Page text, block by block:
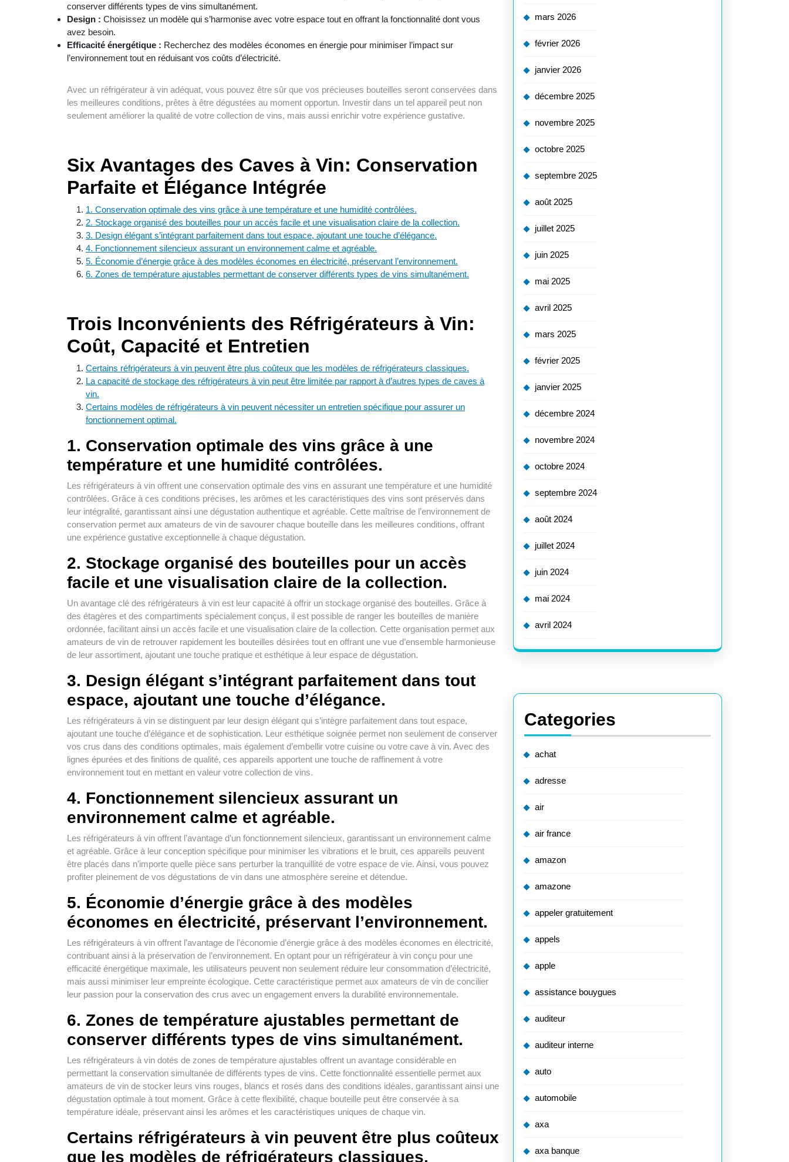
conserver différents types de vins simultanément.
Design : Choisissez un modèle qui s’harmonise avec votre espace tout en offrant la fonctionnalité dont vous
avez besoin.
Efficacité énergétique : Recherchez des modèles économes en énergie pour minimiser l’impact sur
l’environnement tout en réduisant vos coûts d’électricité.
Avec un réfrigérateur à vin adéquat, vous pouvez être sûr que vos précieuses bouteilles seront conservées dans
les meilleures conditions, prêtes à être dégustées au moment opportun. Investir dans un tel appareil peut non
seulement améliorer la qualité de votre collection de vins, mais aussi enrichir votre expérience gustative.
Six Avantages des Caves à Vin: Conservation
Parfaite et Élégance Intégrée
1. Conservation optimale des vins grâce à une température et une humidité contrôlées.
2. Stockage organisé des bouteilles pour un accès facile et une visualisation claire de la collection.
3. Design élégant s’intégrant parfaitement dans tout espace, ajoutant une touche d’élégance.
4. Fonctionnement silencieux assurant un environnement calme et agréable.
5. Économie d’énergie grâce à des modèles économes en électricité, préservant l’environnement.
6. Zones de température ajustables permettant de conserver différents types de vins simultanément.
Trois Inconvénients des Réfrigérateurs à Vin:
Coût, Capacité et Entretien
Certains réfrigérateurs à vin peuvent être plus coûteux que les modèles de réfrigérateurs classiques.
La capacité de stockage des réfrigérateurs à vin peut être limitée par rapport à d’autres types de caves à
vin.
Certains modèles de réfrigérateurs à vin peuvent nécessiter un entretien spécifique pour assurer un
fonctionnement optimal.
1. Conservation optimale des vins grâce à une
température et une humidité contrôlées.
Les réfrigérateurs à vin offrent une conservation optimale des vins en assurant une température et une humidité
contrôlées. Grâce à ces conditions précises, les arômes et les caractéristiques des vins sont préservés dans
leur intégralité, garantissant ainsi une dégustation authentique et agréable. Cette maîtrise de l’environnement de
conservation permet aux amateurs de vin de savourer chaque bouteille dans les meilleures conditions, offrant
une expérience gustative exceptionnelle à chaque dégustation.
2. Stockage organisé des bouteilles pour un accès
facile et une visualisation claire de la collection.
Un avantage clé des réfrigérateurs à vin est leur capacité à offrir un stockage organisé des bouteilles. Grâce à
des étagères et des compartiments spécialement conçus, il est possible de ranger les bouteilles de manière
ordonnée, facilitant ainsi un accès facile et une visualisation claire de la collection. Cette organisation permet aux
amateurs de vin de retrouver rapidement les bouteilles désirées tout en offrant une vue d’ensemble harmonieuse
de leur assortiment, ajoutant une touche pratique et esthétique à leur espace de dégustation.
3. Design élégant s’intégrant parfaitement dans tout
espace, ajoutant une touche d’élégance.
Les réfrigérateurs à vin se distinguent par leur design élégant qui s’intègre parfaitement dans tout espace,
ajoutant une touche d’élégance et de sophistication. Leur esthétique soignée permet non seulement de conserver
vos crus dans des conditions optimales, mais également d’embellir votre cuisine ou votre cave à vin. Avec des
lignes épurées et des finitions de qualité, ces appareils apportent une touche de raffinement à votre
environnement tout en mettant en valeur votre collection de vins.
4. Fonctionnement silencieux assurant un
environnement calme et agréable.
Les réfrigérateurs à vin offrent l’avantage d’un fonctionnement silencieux, garantissant un environnement calme
et agréable. Grâce à leur conception spécifique pour minimiser les vibrations et le bruit, ces appareils peuvent
être placés dans n’importe quelle pièce sans perturber la tranquillité de votre espace de vie. Ainsi, vous pouvez
profiter pleinement de vos dégustations de vin dans une atmosphère sereine et détendue.
5. Économie d’énergie grâce à des modèles
économes en électricité, préservant l’environnement.
Les réfrigérateurs à vin offrent l’avantage de l’économie d’énergie grâce à des modèles économes en électricité,
contribuant ainsi à la préservation de l’environnement. En optant pour un réfrigérateur à vin conçu pour une
efficacité énergétique maximale, les utilisateurs peuvent non seulement réduire leur consommation d’électricité,
mais aussi minimiser leur empreinte écologique. Cette caractéristique permet aux amateurs de vin de concilier
leur passion pour la conservation des crus avec un engagement envers la durabilité environnementale.
6. Zones de température ajustables permettant de
conserver différents types de vins simultanément.
Les réfrigérateurs à vin dotés de zones de température ajustables offrent un avantage considérable en
permettant la conservation simultanée de différents types de vins. Cette fonctionnalité essentielle permet aux
amateurs de vin de stocker leurs vins rouges, blancs et rosés dans des conditions idéales, garantissant ainsi une
dégustation optimale à tout moment. Grâce à cette flexibilité, chaque bouteille peut être conservée à sa
température idéale, préservant ainsi les arômes et les caractéristiques uniques de chaque vin.
Certains réfrigérateurs à vin peuvent être plus coûteux
que les modèles de réfrigérateurs classiques.
mars 2026
février 2026
janvier 2026
décembre 2025
novembre 2025
octobre 2025
septembre 2025
août 2025
juillet 2025
juin 2025
mai 2025
avril 2025
mars 2025
février 2025
janvier 2025
décembre 2024
novembre 2024
octobre 2024
septembre 2024
août 2024
juillet 2024
juin 2024
mai 2024
avril 2024
Categories
achat
adresse
air
air france
amazon
amazone
appeler gratuitement
appels
apple
assistance bouygues
auditeur
auditeur interne
auto
automobile
axa
axa banque